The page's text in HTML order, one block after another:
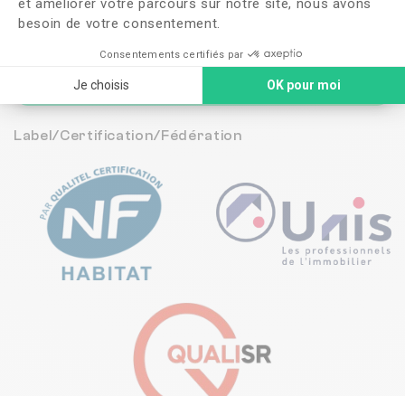
et améliorer votre parcours sur notre site, nous avons
besoin de votre consentement.
Consentements certifiés par
Je choisis OK pour moi
En savoir plus sur notre
réactivité & transparence
Label/Certification/Fédération